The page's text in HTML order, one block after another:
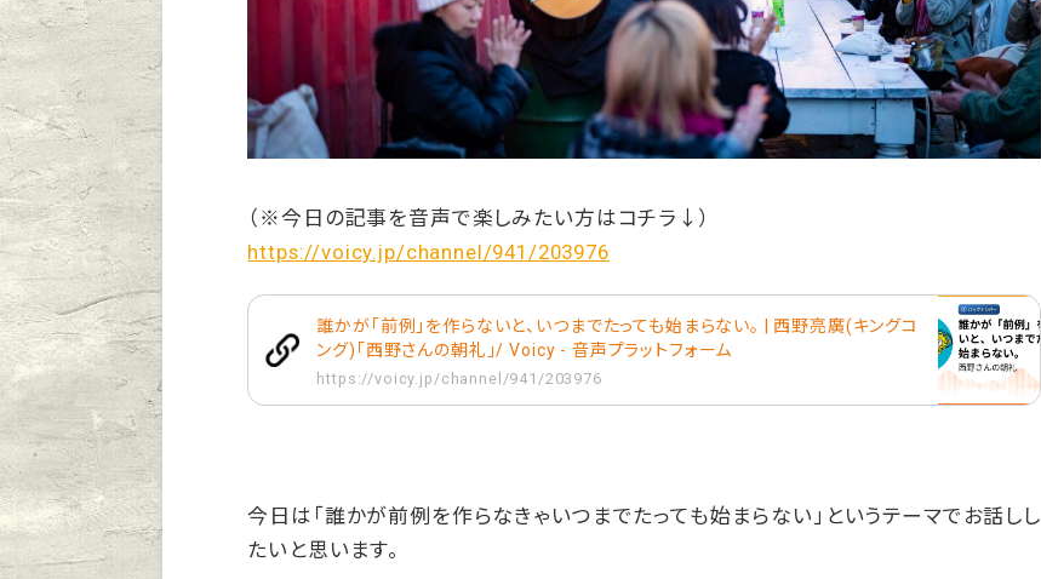
（※今日の記事を音声で楽しみたい方はコチラ↓）
https://voicy.jp/channel/941/203976
誰かが「前例」を作らないと、いつまでたっても始まらない。 | 西野亮廣(キングコ
ング)「西野さんの朝礼」/ Voicy - 音声プラットフォーム
https://voicy.jp/channel/941/203976
今日は「誰かが前例を作らなきゃいつまでたっても始まらない」というテーマでお話しし
たいと思います。